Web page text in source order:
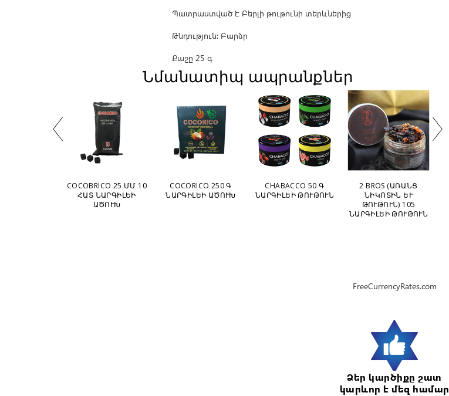
Պատրաստված է Բերլի թութունի տերևներից
Թնդություն։ Բարձր
Քաշը 25 գ
Նմանատիպ ապրանքներ
COCOBRICO 25 ՄՄ 10
ՀԱՏ ՆԱՐԳԻԼԵԻ
ԱԾՈՒԽ
COCORICO 250 Գ
ՆԱՐԳԻԼԵԻ ԱԾՈՒԽ
CHABACCO 50 Գ
ՆԱՐԳԻԼԵԻ ԹՈՒԹՈՒՆ
2 BROS (ԱՌԱՆՑ
ՆԻԿՈՏԻՆ ԵՒ Թ
ՈՒԹՈՒՆ) 105 Ն
ԱՐԳԻԼԵԻ ԹՈՒԹՈՒՆ
FreeCurrencyRates.com
Ձեր կարծիքը շատ
կարևոր է մեզ համար